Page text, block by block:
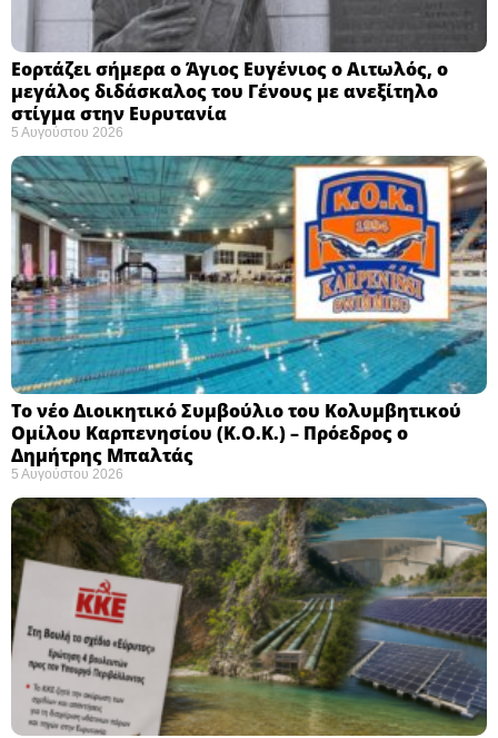
Εορτάζει σήμερα ο Άγιος Ευγένιος ο Αιτωλός, ο
μεγάλος διδάσκαλος του Γένους με ανεξίτηλο
στίγμα στην Ευρυτανία
5 Αυγούστου 2026
Το νέο Διοικητικό Συμβούλιο του Κολυμβητικού
Ομίλου Καρπενησίου (Κ.Ο.Κ.) – Πρόεδρος ο
Δημήτρης Μπαλτάς
5 Αυγούστου 2026